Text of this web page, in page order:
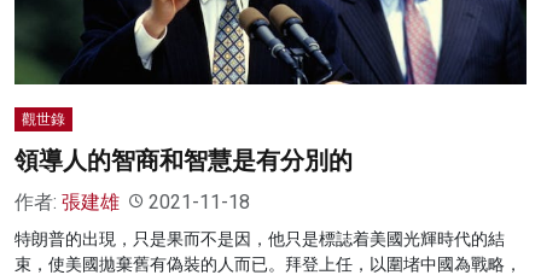
觀世錄
領導人的智商和智慧是有分別的
作者: 張建雄 2021-11-18
特朗普的出現，只是果而不是因，他只是標誌着美國光輝時代的結
束，使美國拋棄舊有偽裝的人而已。拜登上任，以圍堵中國為戰略，